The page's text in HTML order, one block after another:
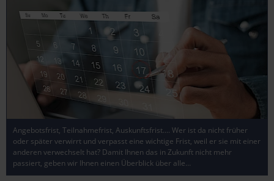
Angebotsfrist, Teilnahmefrist, Auskunftsfrist.... Wer ist da nicht früher
oder später verwirrt und verpasst eine wichtige Frist, weil er sie mit einer
anderen verwechselt hat? Damit Ihnen das in Zukunft nicht mehr
passiert, geben wir Ihnen einen Überblick über alle…